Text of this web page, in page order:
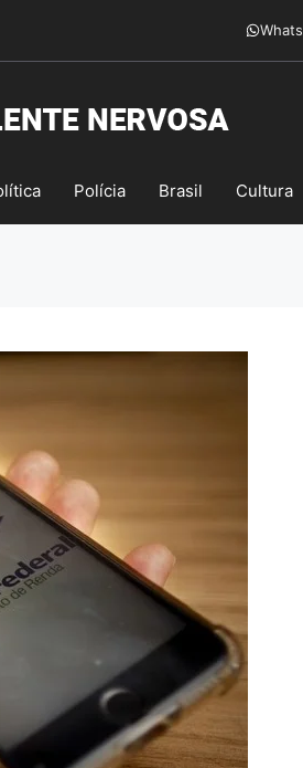
Polícia Brasil Cultura